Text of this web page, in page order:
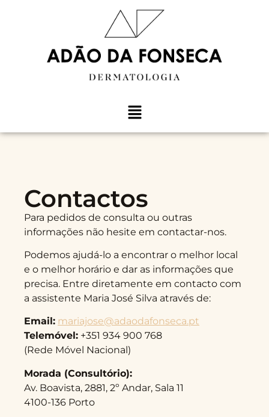
Contactos
Para pedidos de consulta ou outras
informações não hesite em contactar-nos.
Podemos ajudá-lo a encontrar o melhor local
e o melhor horário e dar as informações que
precisa. Entre diretamente em contacto com
a assistente Maria José Silva através de:
Email: mariajose@adaodafonseca.pt
Telemóvel: +351 934 900 768
(Rede Móvel Nacional)
Morada (Consultório):
Av. Boavista, 2881, 2º Andar, Sala 11
4100-136 Porto